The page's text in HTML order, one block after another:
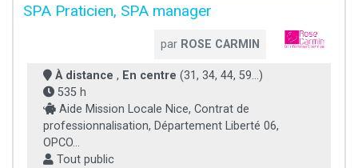
SPA Praticien, SPA manager
par ROSE CARMIN
À distance , En centre (31, 34, 44, 59...)
535 h
Aide Mission Locale Nice, Contrat de
professionnalisation, Département Liberté 06,
OPCO...
Tout public